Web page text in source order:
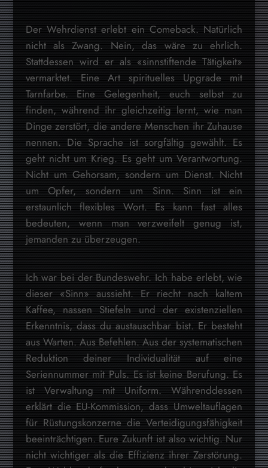
Der Wehrdienst erlebt ein Comeback. Natürlich
nicht als Zwang. Nein, das wäre zu ehrlich.
Stattdessen wird er als «sinnstiftende Tätigkeit»
vermarktet. Eine Art spirituelles Upgrade mit
Tarnfarbe. Eine Gelegenheit, euch selbst zu
finden, während ihr gleichzeitig lernt, wie man
Dinge zerstört, die andere Menschen ihr Zuhause
nennen. Die Sprache ist sorgfältig gewählt. Es
geht nicht um Krieg. Es geht um Verantwortung.
Nicht um Gehorsam, sondern um Dienst. Nicht
um Opfer, sondern um Sinn. Sinn ist ein
erstaunlich flexibles Wort. Es kann fast alles
bedeuten, wenn man verzweifelt genug ist,
jemanden zu überzeugen.
Ich war bei der Bundeswehr. Ich habe erlebt, wie
dieser «Sinn» aussieht. Er riecht nach kaltem
Kaffee, nassen Stiefeln und der existenziellen
Erkenntnis, dass du austauschbar bist. Er besteht
aus Warten. Aus Befehlen. Aus der systematischen
Reduktion deiner Individualität auf eine
Seriennummer mit Puls. Es ist keine Berufung. Es
ist Verwaltung mit Uniform. Währenddessen
erklärt die EU-Kommission, dass Umweltauflagen
für Rüstungskonzerne die Verteidigungsfähigkeit
beeinträchtigen. Eure Zukunft ist also wichtig. Nur
nicht wichtiger als die Effizienz ihrer Zerstörung.